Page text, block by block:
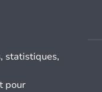
statistiques,
pour